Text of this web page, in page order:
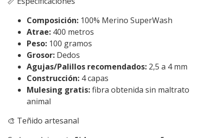
Composición: 100% Merino SuperWash
Atrae: 400 metros
Peso: 100 gramos
Grosor: Dedos
Agujas/Palillos recomendados: 2,5 a 4 mm
Construcción: 4 capas
Mulesing gratis:fibra obtenida sin maltrato
animal
🎨 Teñido artesanal